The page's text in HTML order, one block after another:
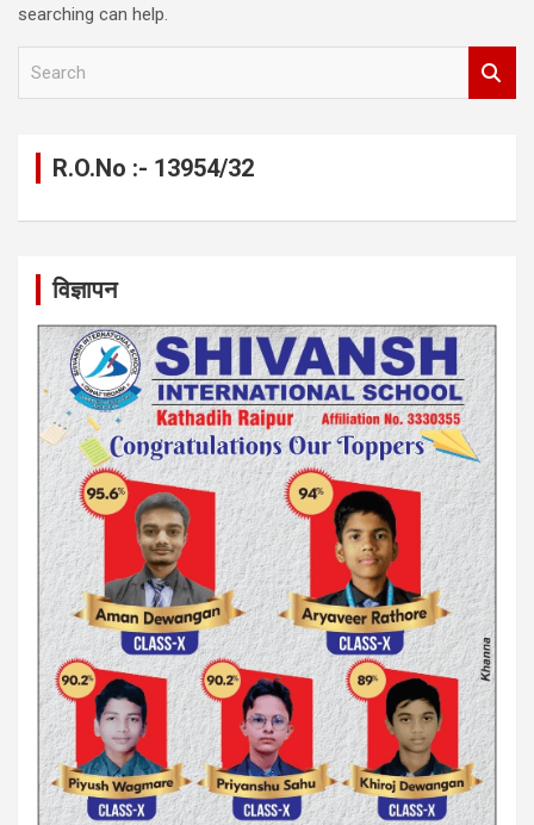
searching can help.
R.O.No :- 13954/32
विज्ञापन